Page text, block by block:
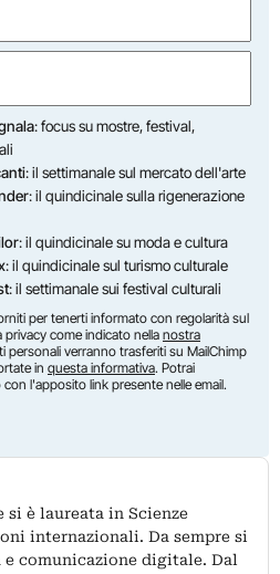
: focus su mostre, festival,
: il settimanale sul mercato dell'arte
: il quindicinale sulla rigenerazione
: il quindicinale su moda e cultura
: il quindicinale sul turismo culturale
: il settimanale sui festival culturali
per tenerti informato con regolarità sul
come indicato nella nostra
personali verranno trasferiti su MailChimp
in questa informativa. Potrai
l'apposito link presente nelle email.
si è laureata in Scienze
internazionali. Da sempre si
comunicazione digitale. Dal